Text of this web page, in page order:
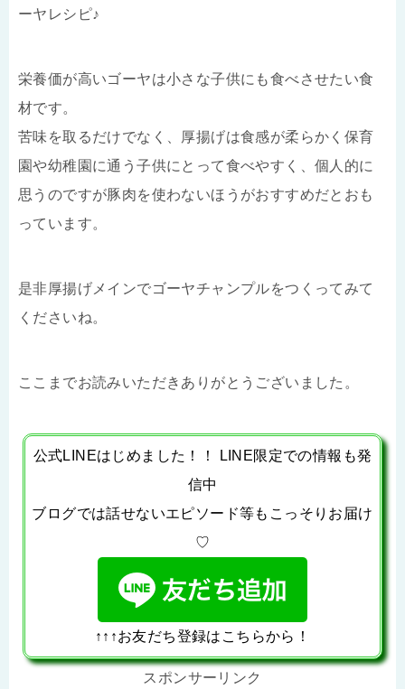
ーヤレシピ♪
栄養価が高いゴーヤは小さな子供にも食べさせたい食
材です。
苦味を取るだけでなく、厚揚げは食感が柔らかく保育
園や幼稚園に通う子供にとって食べやすく、個人的に
思うのですが豚肉を使わないほうがおすすめだとおも
っています。
是非厚揚げメインでゴーヤチャンプルをつくってみて
くださいね。
ここまでお読みいただきありがとうございました。
公式LINEはじめました！！ LINE限定での情報も発
信中
ブログでは話せないエピソード等もこっそりお届け
♡
↑↑↑お友だち登録はこちらから！
スポンサーリンク